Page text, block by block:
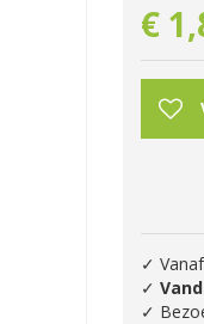
€ 1,
✓
✓
✓